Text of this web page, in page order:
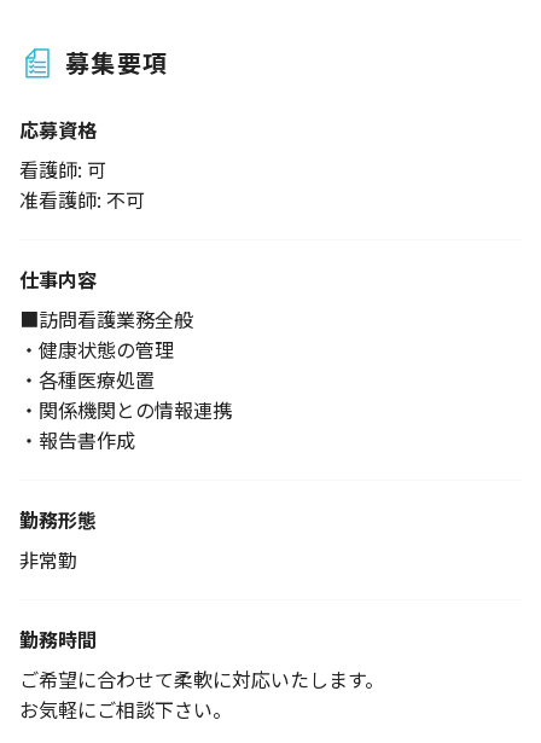
募集要項
応募資格
看護師: 可
准看護師: 不可
仕事内容
■訪問看護業務全般
・健康状態の管理
・各種医療処置
・関係機関との情報連携
・報告書作成
勤務形態
非常勤
勤務時間
ご希望に合わせて柔軟に対応いたします。
お気軽にご相談下さい。